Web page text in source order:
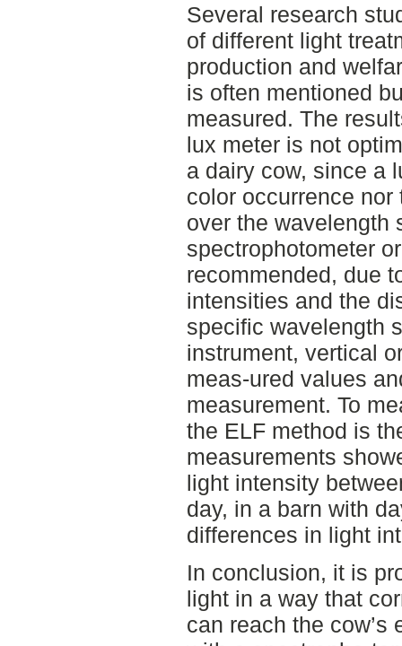
Several research
of different light
production and
is often mentioned
measured. The
lux meter is not
a dairy cow, since a
color occurrence
over the wavelength
spectrophotometer
recommended, due
intensities and the
specific wavelength
instrument, vertical
meas-ured values
measurement. To
the ELF method is
measurements
light intensity
day, in a barn with
differences in light
In conclusion, it is
light in a way that
can reach the cow’s